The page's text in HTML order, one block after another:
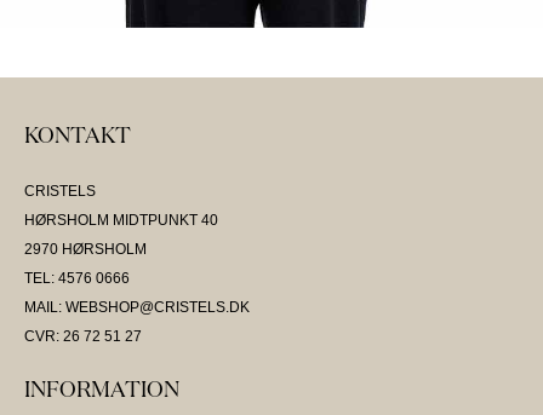
KONTAKT
CRISTELS
HØRSHOLM MIDTPUNKT 40
2970 HØRSHOLM
TEL: 4576 0666
MAIL: WEBSHOP@CRISTELS.DK
CVR: 26 72 51 27
INFORMATION